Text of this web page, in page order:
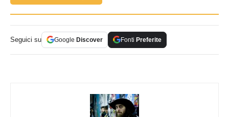
Seguici su Google Discover Fonti Preferite